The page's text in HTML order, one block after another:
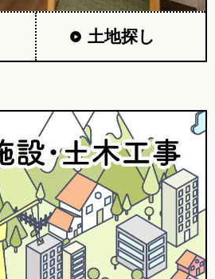
土地探し